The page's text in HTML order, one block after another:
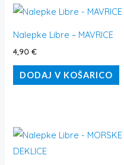
Nalepke Libre – MAVRICE
4,90€
DODAJ V KOŠARICO